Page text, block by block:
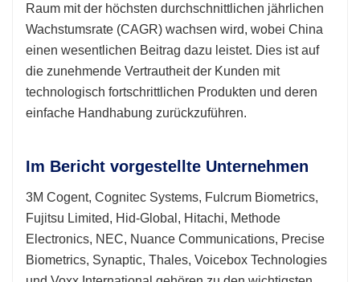
Raum mit der höchsten durchschnittlichen jährlichen
Wachstumsrate (CAGR) wachsen wird, wobei China
einen wesentlichen Beitrag dazu leistet. Dies ist auf
die zunehmende Vertrautheit der Kunden mit
technologisch fortschrittlichen Produkten und deren
einfache Handhabung zurückzuführen.
Im Bericht vorgestellte Unternehmen
3M Cogent, Cognitec Systems, Fulcrum Biometrics,
Fujitsu Limited, Hid-Global, Hitachi, Methode
Electronics, NEC, Nuance Communications, Precise
Biometrics, Synaptic, Thales, Voicebox Technologies